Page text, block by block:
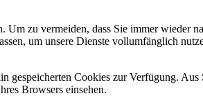
zu vermeiden, dass Sie immer wieder
um unsere Dienste vollumfänglich
gespeicherten Cookies zur Verfügung.
Browsers einsehen.